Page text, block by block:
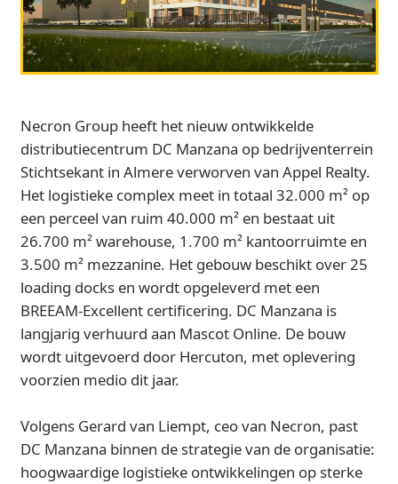
Necron Group heeft het nieuw ontwikkelde
distributiecentrum DC Manzana op bedrijventerrein
Stichtsekant in Almere verworven van Appel Realty.
Het logistieke complex meet in totaal 32.000 m² op
een perceel van ruim 40.000 m² en bestaat uit
26.700 m² warehouse, 1.700 m² kantoorruimte en
3.500 m² mezzanine. Het gebouw beschikt over 25
loading docks en wordt opgeleverd met een
BREEAM‑Excellent certificering. DC Manzana is
langjarig verhuurd aan Mascot Online. De bouw
wordt uitgevoerd door Hercuton, met oplevering
voorzien medio dit jaar.
Volgens Gerard van Liempt, ceo van Necron, past
DC Manzana binnen de strategie van de organisatie:
hoogwaardige logistieke ontwikkelingen op sterke